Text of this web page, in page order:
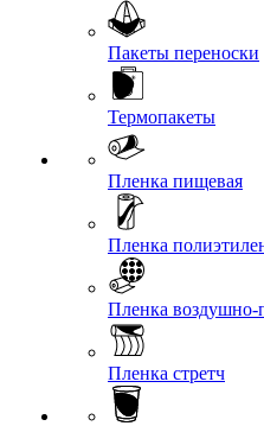
Пакеты переноски
Термопакеты
Пленка пищевая
Пленка
Пленка воздушно-
Пленка стретч